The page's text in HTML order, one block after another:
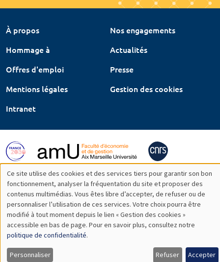
À propos
Nos engagements
Hommage à
Actualités
Offres d'emploi
Presse
Mentions légales
Gestion des cookies
Intranet
Utilisation
des
données
personnelles
et
Ce site utilise des cookies et des services tiers pour garantir son bon
fonctionnement, analyser la fréquentation du site et proposer des
contenus multimédias. Vous êtes libre d’accepter, de refuser ou de
personnaliser l’utilisation de ces services. Votre choix pourra être
modifié à tout moment depuis le lien « Gestion des cookies »
accessible en bas de page. Pour en savoir plus, consultez notre
politique de confidentialité.
Personnaliser Refuser Accepter